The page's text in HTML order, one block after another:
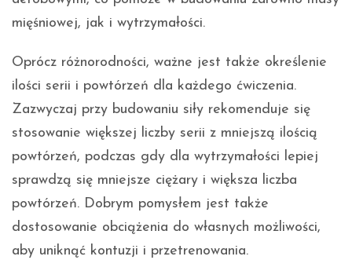
mięśniowej, jak i wytrzymałości.
Oprócz różnorodności, ważne jest także określenie
ilości serii i powtórzeń dla każdego ćwiczenia.
Zazwyczaj przy budowaniu siły rekomenduje się
stosowanie większej liczby serii z mniejszą ilością
powtórzeń, podczas gdy dla wytrzymałości lepiej
sprawdzą się mniejsze ciężary i większa liczba
powtórzeń. Dobrym pomysłem jest także
dostosowanie obciążenia do własnych możliwości,
aby uniknąć kontuzji i przetrenowania.